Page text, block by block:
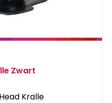
Zwart
Kralle